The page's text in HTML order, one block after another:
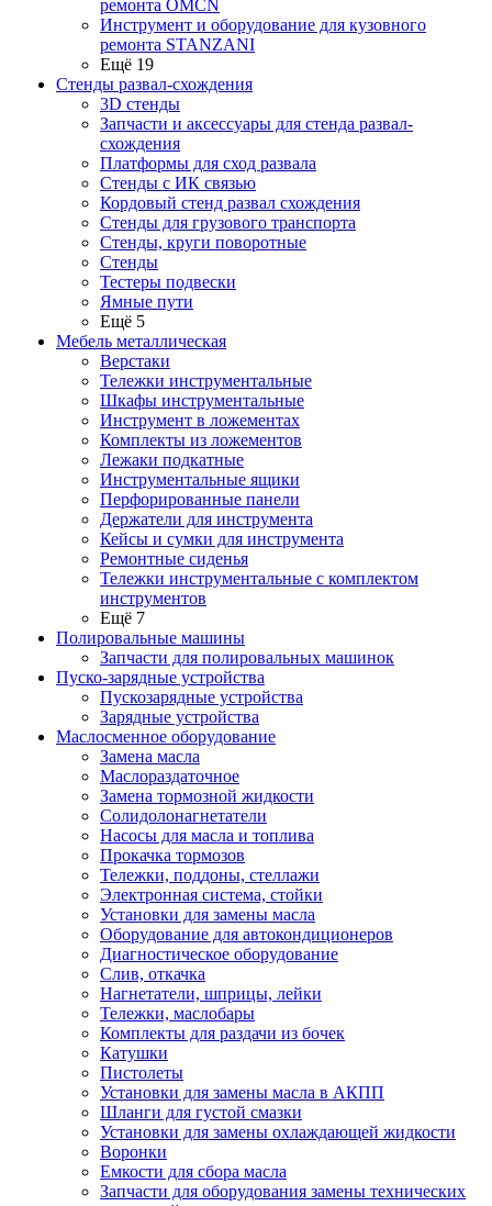
ремонта OMCN
Инструмент и оборудование для кузовного
ремонта STANZANI
Ещё 19
Стенды развал-схождения
3D стенды
Запчасти и аксессуары для стенда развал-
схождения
Платформы для сход развала
Стенды с ИК связью
Кордовый стенд развал схождения
Стенды для грузового транспорта
Стенды, круги поворотные
Стенды
Тестеры подвески
Ямные пути
Ещё 5
Мебель металлическая
Верстаки
Тележки инструментальные
Шкафы инструментальные
Инструмент в ложементах
Комплекты из ложементов
Лежаки подкатные
Инструментальные ящики
Перфорированные панели
Держатели для инструмента
Кейсы и сумки для инструмента
Ремонтные сиденья
Тележки инструментальные с комплектом
инструментов
Ещё 7
Полировальные машины
Запчасти для полировальных машинок
Пуско-зарядные устройства
Пускозарядные устройства
Зарядные устройства
Маслосменное оборудование
Замена масла
Маслораздаточное
Замена тормозной жидкости
Солидолонагнетатели
Насосы для масла и топлива
Прокачка тормозов
Тележки, поддоны, стеллажи
Электронная система, стойки
Установки для замены масла
Оборудование для автокондиционеров
Диагностическое оборудование
Слив, откачка
Нагнетатели, шприцы, лейки
Тележки, маслобары
Комплекты для раздачи из бочек
Катушки
Пистолеты
Установки для замены масла в АКПП
Шланги для густой смазки
Установки для замены охлаждающей жидкости
Воронки
Емкости для сбора масла
Запчасти для оборудования замены технических